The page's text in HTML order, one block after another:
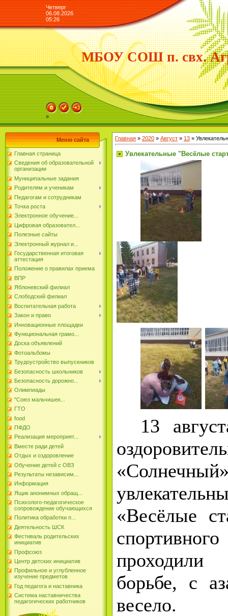
Четверг
06.08.2026
05:26
МБОУ СОШ п. свх.
»
Меню сайта
Главная страница
Сведения об образовательной
организации
Муниципальные задания
Родителям и ученикам
Педагогам и сотрудникам
Точка роста
Электронное обучение...
Цифровая образовател...
Полезные сайты
Электронный журнал и...
Государственная итоговая
аттестация
Положение о правилах приема
ВПР
Яблоневский филиал
Слободский филиал
Воспитательная работа
Закон и право
Инновационные площадки
Функциональная грамо...
Доска объявлений
Фотоальбомы
Трудоустройство выпускников
Безопасность школьников
Безопасность дорожно...
Олимпиады
"Союз мальчишек...
ГТО
food
ПФДО
Реализация мероприят...
Вместе ради детей
Отдых и оздоровление
Обучение детей с ОВЗ
Результаты независим...
Информация
Ящик анонимных обращ...
Психолого-педагогическое
сопровождение обучающихся
Политика обработки п...
Деятельность ШСК
Фестиваль родительских
инициатив
Профсоюз
Центр детских инициатив
Профильное и углубленное
изучение предметов
Год педагога и наставника
Система наставничества
педагогических работников
Главная » 2020 » Август » 13 »
Увлекательные "Весёлые
13
«Весёлые
борьбе, с
весело.